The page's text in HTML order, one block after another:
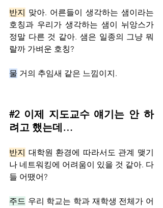
반지 맞아. 어른들이 생각하는 샘이라는
호칭과 우리가 생각하는 샘이 뉘앙스가
정말 다른 것 같아. 샘은 일종의 그냥 뭐
랄까 가벼운 호칭?
물 거의 추임새 같은 느낌이지.
#2 이제 지도교수 얘기는 안 하
려고 했는데…
반지 대학원 환경에 따라서도 관계 맺기
나 네트워킹에 어려움이 있을 것 같아. 다
들 어땠어?
주드 우리 학교는 학과 재학생 전체가 어